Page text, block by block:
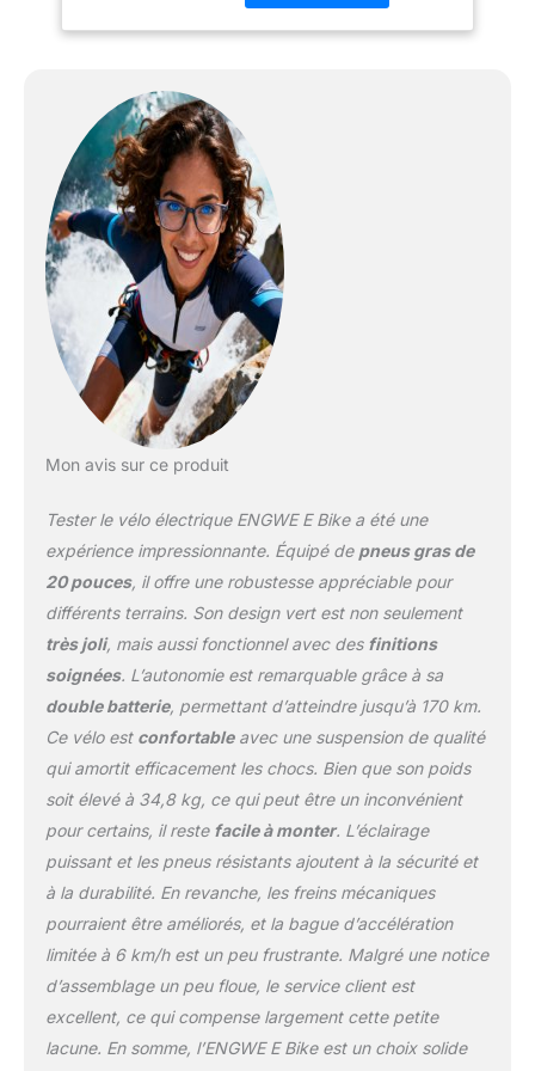
assistance. Idéal pour les
aventures en plein air.
【Absorption complète
des chocs】 le vélo
électrique ENGWE M20
est équipé d'une double
suspension, composée
d'une fourche avant
hydraulique et d'un
amortisseur d'air arrière.
minimise l'impact au
minimum. Avec ses
larges pneus de 20 x 4,0
pouces, il surmonte
facilement les terrains
extrêmes. 【Écran LCD
intelligent】 le vélo
électrique M20 dispose
d'un écran LCD
intelligent qui fournit des
informations en temps
réel telles que la
puissance, la vitesse, le
paramètres. Vous
pouvez également régler
une vitesse fixe lorsque
vous conduisez sur un
problème, l'écran affiche
immédiatement une
erreur. 【Configuration
Mon avis sur ce produit
Tester le vélo électrique ENGWE E Bike a été une
expérience impressionnante. Équipé de pneus gras de
20 pouces, il offre une robustesse appréciable pour
différents terrains. Son design vert est non seulement
très joli, mais aussi fonctionnel avec des finitions
soignées. L’autonomie est remarquable grâce à sa
double batterie, permettant d’atteindre jusqu’à 170 km.
Ce vélo est confortableavec une suspension de qualité
qui amortit efficacement les chocs. Bien que son poids
soit élevé à 34,8 kg, ce qui peut être un inconvénient
pour certains, il reste facile à monter. L’éclairage
puissant et les pneus résistants ajoutent à la sécurité et
à la durabilité. En revanche, les freins mécaniques
pourraient être améliorés, et la bague d’accélération
limitée à 6 km/h est un peu frustrante. Malgré une notice
d’assemblage un peu floue, le service client est
excellent, ce qui compense largement cette petite
lacune. En somme, l’ENGWE E Bike est un choix solide